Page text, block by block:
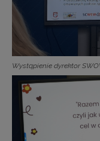
Wystąpienie dyrektor